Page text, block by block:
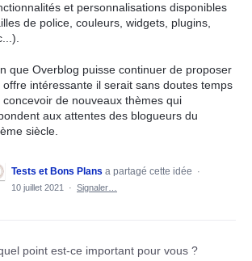
et personnalisations disponibles
de police, couleurs, widgets, plugins,
que Overblog puisse continuer de proposer
offre intéressante il serait sans doutes temps
concevoir de nouveaux thèmes qui
aux attentes des blogueurs du
siècle.
Tests et Bons Plans a partagé cette idée
·
10 juillet 2021
· Signaler…
point est-ce important pour vous ?